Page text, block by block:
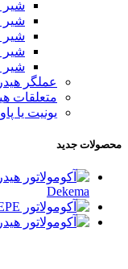
شیر
شیر
شیر
شیر
شیر
عملگر
متعلقات
یونیت یا
محصولات جدید
Dekema